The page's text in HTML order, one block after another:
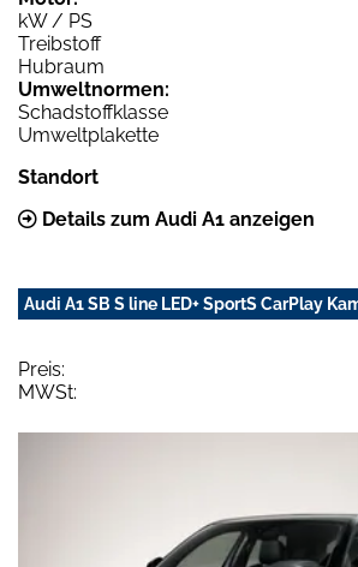
kW / PS
Treibstoff
Hubraum
Umweltnormen:
Schadstoffklasse
Umweltplakette
Standort
Details zum Audi A1 anzeigen
Audi A1 SB S line LED+ SportS CarPlay
Preis:
MWSt: